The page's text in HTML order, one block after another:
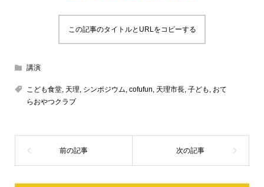
この記事のタイトルとURLをコピーする
講演
こども食堂, 天理, シンポジウム, cofufun, 天理市長, 子ども , おて
らおやつクラブ